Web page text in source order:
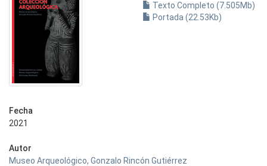
Texto Completo (7.505Mb)
Portada (22.53Kb)
Fecha
2021
Autor
Museo Arqueológico, Gonzalo Rincón Gutiérrez